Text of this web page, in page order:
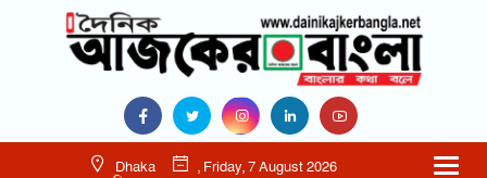
Dhaka
, Friday, 7 August 2026